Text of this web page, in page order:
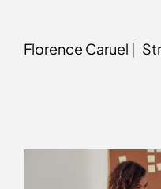
Florence Caruel |